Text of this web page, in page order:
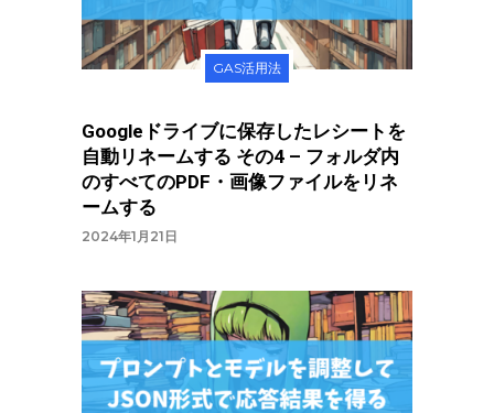
GAS活用法
Googleドライブに保存したレシートを
自動リネームする その4 – フォルダ内
のすべてのPDF・画像ファイルをリネ
ームする
2024年1月21日